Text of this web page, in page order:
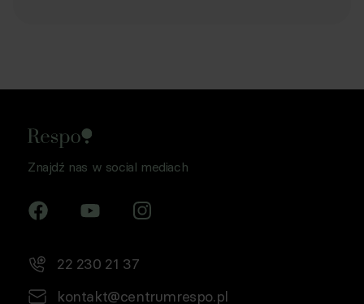
Znajdź nas w social mediach
22 230 21 37
kontakt@centrumrespo.pl